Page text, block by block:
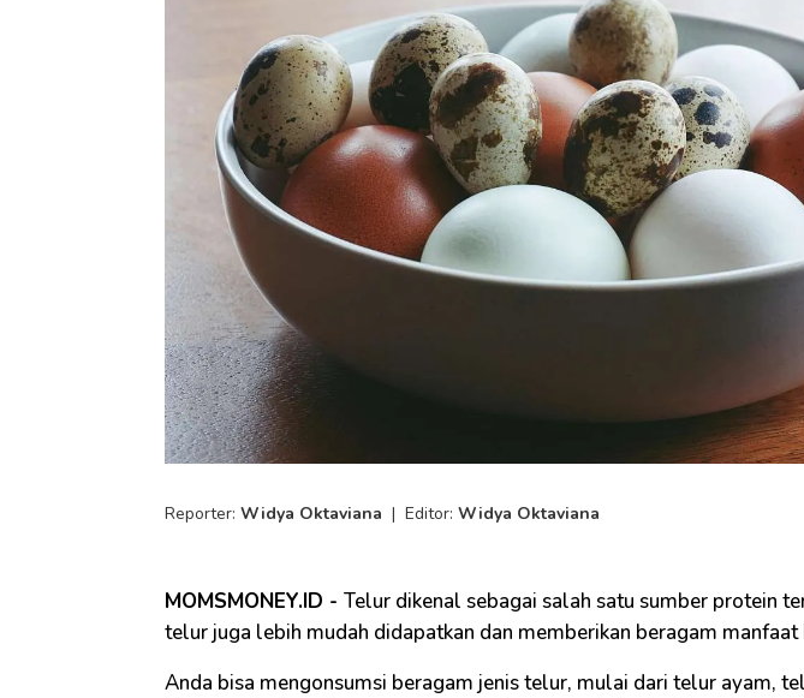
Reporter: Widya Oktaviana | Editor: Widya Oktaviana
MOMSMONEY.ID - Telur dikenal sebagai salah satu sumber protein
telur juga lebih mudah didapatkan dan memberikan beragam manfaat
Anda bisa mengonsumsi beragam jenis telur, mulai dari telur ayam,